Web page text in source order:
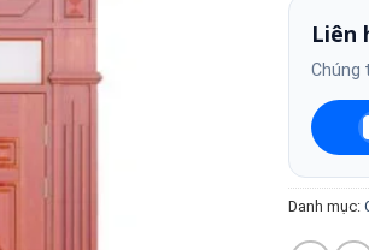
Liên
Chúng
Danh mục: